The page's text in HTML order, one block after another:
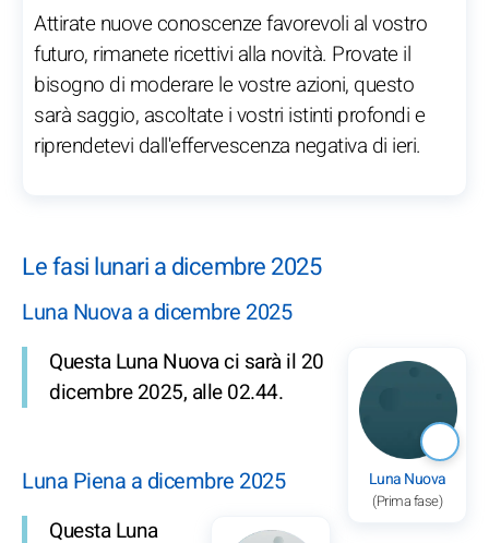
Attirate nuove conoscenze favorevoli al vostro
futuro, rimanete ricettivi alla novità. Provate il
bisogno di moderare le vostre azioni, questo
sarà saggio, ascoltate i vostri istinti profondi e
riprendetevi dall'effervescenza negativa di ieri.
Le fasi lunari a dicembre 2025
Luna Nuova a dicembre 2025
Luna Nuova
(Prima fase)
Questa Luna Nuova ci sarà il 20
dicembre 2025, alle 02.44.
Luna Piena a dicembre 2025
Questa Luna